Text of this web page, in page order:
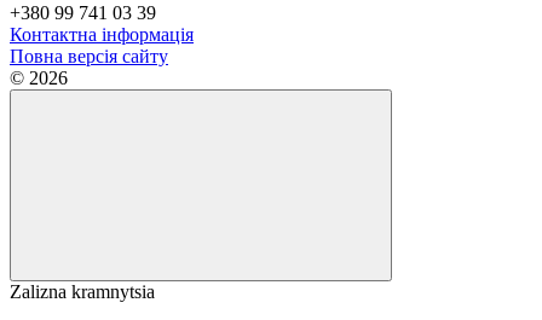
+380 99 741 03 39
Контактна інформація
Повна версія сайту
© 2026
Zalizna kramnytsia